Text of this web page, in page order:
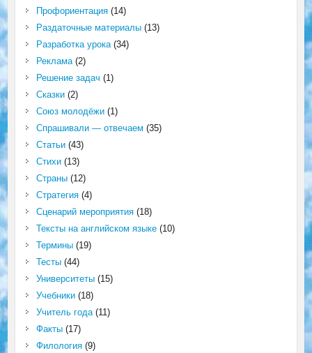
Профориентация(14)
Раздаточные материалы(13)
Разработка урока(34)
Реклама(2)
Решение задач (1)
Сказки(2)
Союз молодёжи(1)
Спрашивали — отвечаем (35)
Статьи(43)
Стихи(13)
Страны(12)
Стратегия(4)
Сценарий мероприятия(18)
Тексты на английском языке(10)
Термины(19)
Тесты(44)
Университеты(15)
Учебники(18)
Учитель года(11)
Факты(17)
Филология(9)